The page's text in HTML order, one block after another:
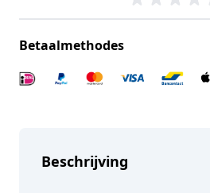
Betaalmethodes
Beschrijving